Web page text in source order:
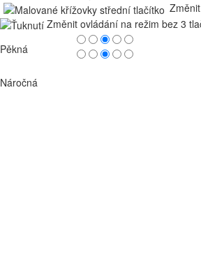
Změnit ovládání na režim bez 3
Pěkná
Náročná